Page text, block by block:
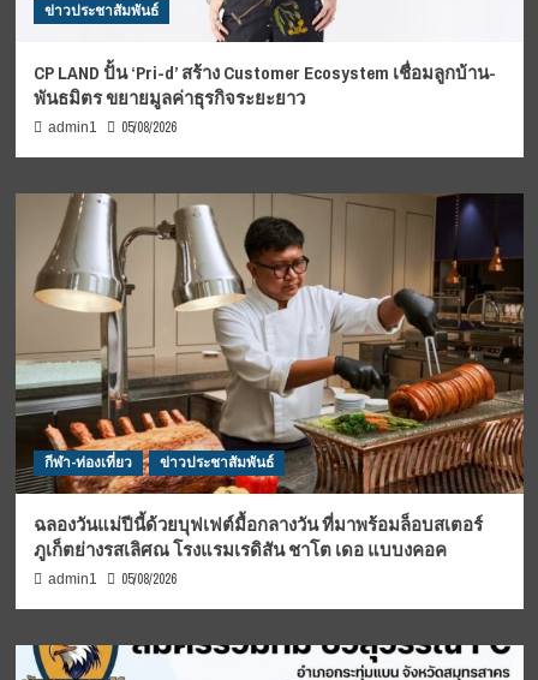
ข่าวประชาสัมพันธ์
CP LAND ปั้น ‘Pri-d’ สร้าง Customer Ecosystem เชื่อมลูกบ้าน-
พันธมิตร ขยายมูลค่าธุรกิจระยะยาว
admin1 05/08/2026
กีฬา-ท่องเที่ยว ข่าวประชาสัมพันธ์
ฉลองวันแม่ปีนี้ด้วยบุฟเฟต์มื้อกลางวัน ที่มาพร้อมล็อบสเตอร์
ภูเก็ตย่างรสเลิศณ โรงแรมเรดิสัน ชาโต เดอ แบบงคอค
admin1 05/08/2026